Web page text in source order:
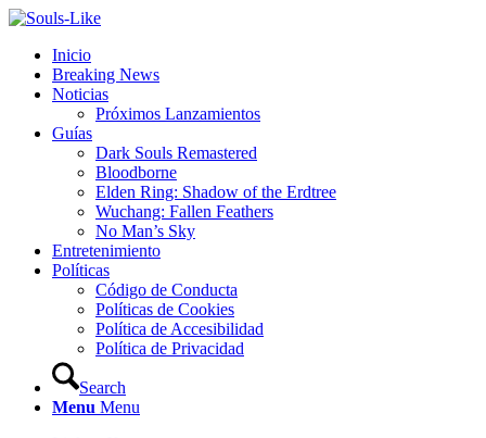
Inicio
Breaking News
Noticias
Próximos Lanzamientos
Guías
Dark Souls Remastered
Bloodborne
Elden Ring: Shadow of the Erdtree
Wuchang: Fallen Feathers
No Man’s Sky
Entretenimiento
Políticas
Código de Conducta
Políticas de Cookies
Política de Accesibilidad
Política de Privacidad
Search
Menu Menu